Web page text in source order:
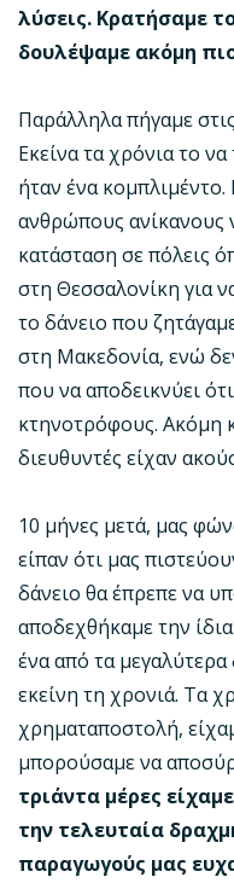
λύσεις. Κρατήσαμε
δουλέψαμε ακόμη
Παράλληλα πήγαμε
Εκείνα τα χρόνια το
ήταν ένα
ανθρώπους ανίκανους
κατάσταση σε πόλεις
στη Θεσσαλονίκη για
το δάνειο που
στη Μακεδονία, ενώ
που να αποδεικνύει
κτηνοτρόφους. Ακόμη
διευθυντές είχαν
10 μήνες μετά, μας
είπαν ότι μας
δάνειο θα έπρεπε να
αποδεχθήκαμε την
ένα από τα
εκείνη τη χρονιά. Τα
χρηματαποστολή,
μπορούσαμε να
τριάντα μέρες
την τελευταία
παραγωγούς μας